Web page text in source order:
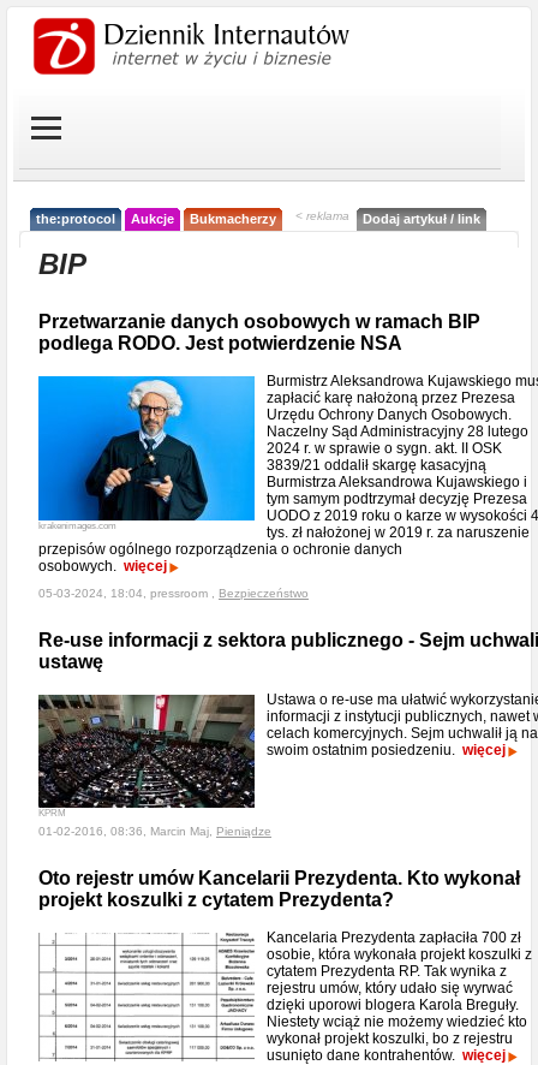
the:protocol Aukcje Bukmacherzy < reklama Dodaj artykuł / link
BIP
Przetwarzanie danych osobowych w ramach BIP
podlega RODO. Jest potwierdzenie NSA
krakenimages.com
Burmistrz Aleksandrowa Kujawskiego
zapłacić karę nałożoną przez Prezesa
Urzędu Ochrony Danych Osobowych.
Naczelny Sąd Administracyjny 28 lutego
2024 r. w sprawie o sygn. akt. II OSK
3839/21 oddalił skargę kasacyjną
Burmistrza Aleksandrowa Kujawskiego i
tym samym podtrzymał decyzję Prezesa
UODO z 2019 roku o karze w wysokości
tys. zł nałożonej w 2019 r. za naruszenie
przepisów ogólnego rozporządzenia o ochronie danych
osobowych. więcej
05-03-2024, 18:04, pressroom , Bezpieczeństwo
Re-use informacji z sektora publicznego - Sejm
ustawę
KPRM
Ustawa o re-use ma ułatwić
informacji z instytucji publicznych, nawet
celach komercyjnych. Sejm uchwalił ją na
swoim ostatnim posiedzeniu. więcej
01-02-2016, 08:36, Marcin Maj, Pieniądze
Oto rejestr umów Kancelarii Prezydenta. Kto wykonał
projekt koszulki z cytatem Prezydenta?
Kancelaria Prezydenta zapłaciła 700 zł
osobie, która wykonała projekt koszulki z
cytatem Prezydenta RP. Tak wynika z
rejestru umów, który udało się wyrwać
dzięki uporowi blogera Karola Breguły.
Niestety wciąż nie możemy wiedzieć kto
wykonał projekt koszulki, bo z rejestru
usunięto dane kontrahentów. więcej